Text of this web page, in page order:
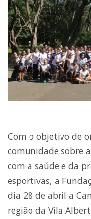
Com o objetivo de
comunidade sobre
com a saúde e da
esportivas, a
dia 28 de abril a
região da Vila